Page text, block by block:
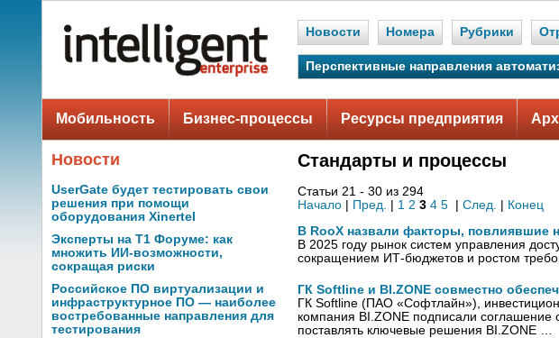
Новости Номера Рубрики
Перспективные направления
Мобильность Бизнес-процессы Ресурсы предприятия
Новости
UserGate будет тестировать свои
решения при помощи
оборудования Xinertel
Эксперты на Т1 Форуме: как
множить ИИ-возможности,
сокращая риски
Российское ПО виртуализации и
инфраструктурное ПО — наиболее
востребованные направления для
тестирования
Стандарты и процессы
Статьи 21 - 30 из 294
Начало
Пред. 1 2 3 4 5 След.
Конец
В RooX назвали факторы, повлиявшие
В 2025 году рынок систем управления
сокращением ИТ-бюджетов и ростом
ГК Softline и BI.ZONE совместно
ГК Softline (ПАО «Софтлайн»),
компания BI.ZONE подписали соглашение
поставлять ключевые решения BI.ZONE …